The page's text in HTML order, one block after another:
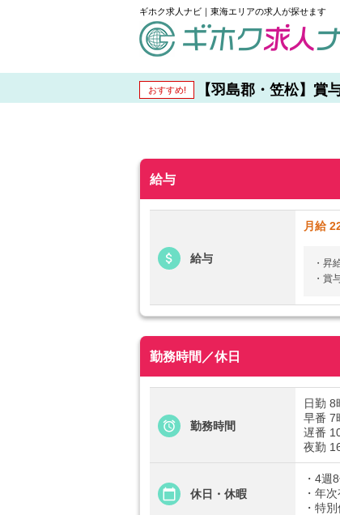
ギホク求人ナビ｜東海エリアの求人が探せます
おすすめ! 【羽島郡・笠松】賞
給与
給与
月給
・昇
・賞
勤務時間／休日
勤務時間
日勤 8
早番 7
遅番
夜勤
休日・休暇
・4週
・年
・特